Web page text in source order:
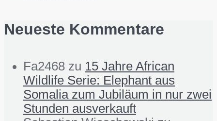
Neueste Kommentare
Fa2468 zu 15 Jahre African
Wildlife Serie: Elephant aus
Somalia zum Jubiläum in nur zwei
Stunden ausverkauft